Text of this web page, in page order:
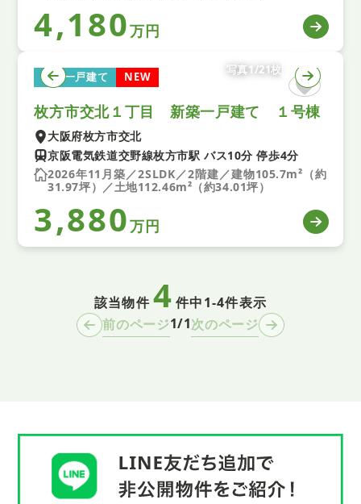
4,180万円
新築一戸建て NEW
写真1/21枚
枚方市交北１丁目 新築一戸建て １号棟
大阪府枚方市交北
京阪電気鉄道交野線枚方市駅 バス10分 停歩4分
2026年11月築／2SLDK／2階建／建物105.7m²（約
31.97坪）／土地112.46m²（約34.01坪）
3,880万円
該当物件4 件中1-4件表示
前のページ1/1次のページ